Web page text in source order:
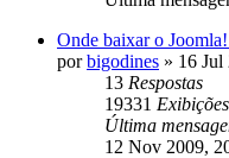
Onde baixar o
porbigodines » 16 Jul
13 Respostas
19331 Exibições
Última
12 Nov 2009,